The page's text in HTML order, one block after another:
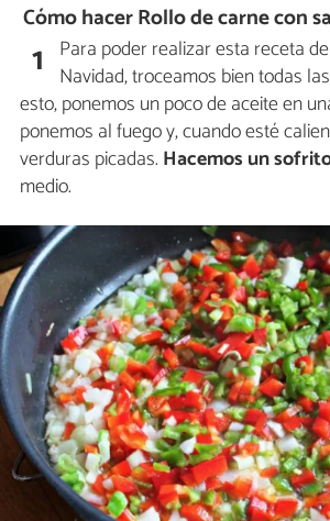
Cómo hacer Rollo de carne con
1 Para poder realizar esta receta
Navidad, troceamos bien todas
esto, ponemos un poco de aceite en
ponemos al fuego y, cuando esté
verduras picadas. Hacemos un
medio.